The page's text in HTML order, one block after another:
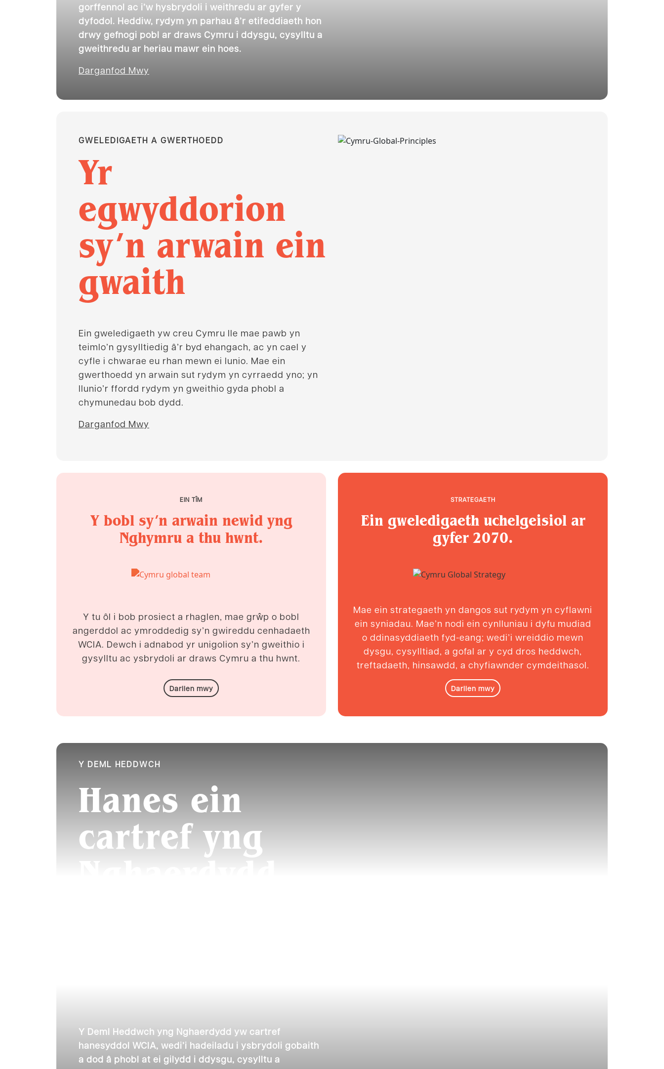
gorffennol ac i’w hysbrydoli i weithredu ar gyfer y
dyfodol. Heddiw, rydym yn parhau â’r etifeddiaeth hon
drwy gefnogi pobl ar draws Cymru i ddysgu, cysylltu a
gweithredu ar heriau mawr ein hoes.
Darganfod Mwy
GWELEDIGAETH A GWERTHOEDD
Yr
egwyddorion
sy’n arwain ein
gwaith
Ein gweledigaeth yw creu Cymru lle mae pawb yn
teimlo’n gysylltiedig â’r byd ehangach, ac yn cael y
cyfle i chwarae eu rhan mewn ei lunio. Mae ein
gwerthoedd yn arwain sut rydym yn cyrraedd yno; yn
llunio’r ffordd rydym yn gweithio gyda phobl a
chymunedau bob dydd.
Darganfod Mwy
EIN TÎM
Y bobl sy’n arwain newid yng
Nghymru a thu hwnt.
Y tu ôl i bob prosiect a rhaglen, mae grŵp o bobl
angerddol ac ymroddedig sy’n gwireddu cenhadaeth
WCIA. Dewch i adnabod yr unigolion sy’n gweithio i
gysylltu ac ysbrydoli ar draws Cymru a thu hwnt.
Darllen mwy
STRATEGAETH
Ein gweledigaeth uchelgeisiol ar
gyfer 2070.
Mae ein strategaeth yn dangos sut rydym yn cyflawni
ein syniadau. Mae’n nodi ein cynlluniau i dyfu mudiad
o ddinasyddiaeth fyd-eang; wedi’i wreiddio mewn
dysgu, cysylltiad, a gofal ar y cyd dros heddwch,
treftadaeth, hinsawdd, a chyfiawnder cymdeithasol.
Darllen mwy
Y DEML HEDDWCH
Hanes ein
cartref yng
Y Deml Heddwch yng Nghaerdydd yw cartref
hanesyddol WCIA, wedi’i hadeiladu i ysbrydoli gobaith
a dod â phobl at ei gilydd i ddysgu, cysylltu a